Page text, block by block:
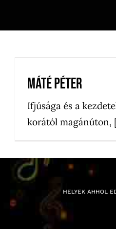
Kedvenceink
Máté Péter
Ifjúsága és a
korától magánúton,
HELYEK AHHOL